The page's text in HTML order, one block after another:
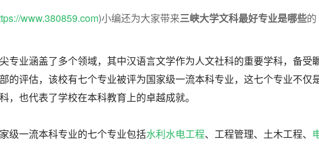
www.380859.com)小编还为大家带来三峡大学文科最好专业是哪些的
专业涵盖了多个领域，其中汉语言文学作为人文社科的重要学科，备受
的评估，该校有七个专业被评为国家级一流本科专业，这七个专业不仅
，也代表了学校在本科教育上的卓越成就。
级一流本科专业的七个专业包括水利水电工程、工程管理、土木工程、